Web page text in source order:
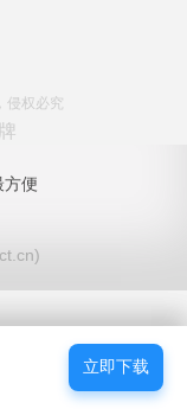
侵权必究
方便
立即下载
立即下载